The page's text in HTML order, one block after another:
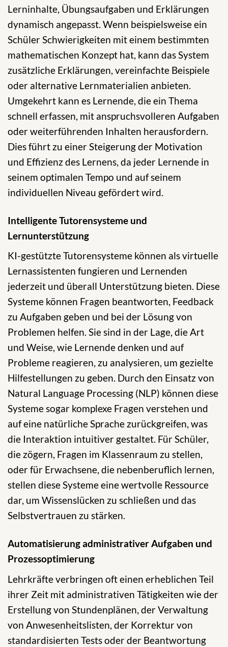
Lerninhalte, Übungsaufgaben und Erklärungen
dynamisch angepasst. Wenn beispielsweise ein
Schüler Schwierigkeiten mit einem bestimmten
mathematischen Konzept hat, kann das System
zusätzliche Erklärungen, vereinfachte Beispiele
oder alternative Lernmaterialien anbieten.
Umgekehrt kann es Lernende, die ein Thema
schnell erfassen, mit anspruchsvolleren Aufgaben
oder weiterführenden Inhalten herausfordern.
Dies führt zu einer Steigerung der Motivation
und Effizienz des Lernens, da jeder Lernende in
seinem optimalen Tempo und auf seinem
individuellen Niveau gefördert wird.
Intelligente Tutorensysteme und
Lernunterstützung
KI-gestützte Tutorensysteme können als virtuelle
Lernassistenten fungieren und Lernenden
jederzeit und überall Unterstützung bieten. Diese
Systeme können Fragen beantworten, Feedback
zu Aufgaben geben und bei der Lösung von
Problemen helfen. Sie sind in der Lage, die Art
und Weise, wie Lernende denken und auf
Probleme reagieren, zu analysieren, um gezielte
Hilfestellungen zu geben. Durch den Einsatz von
Natural Language Processing (NLP) können diese
Systeme sogar komplexe Fragen verstehen und
auf eine natürliche Sprache zurückgreifen, was
die Interaktion intuitiver gestaltet. Für Schüler,
die zögern, Fragen im Klassenraum zu stellen,
oder für Erwachsene, die nebenberuflich lernen,
stellen diese Systeme eine wertvolle Ressource
dar, um Wissenslücken zu schließen und das
Selbstvertrauen zu stärken.
Automatisierung administrativer Aufgaben und
Prozessoptimierung
Lehrkräfte verbringen oft einen erheblichen Teil
ihrer Zeit mit administrativen Tätigkeiten wie der
Erstellung von Stundenplänen, der Verwaltung
von Anwesenheitslisten, der Korrektur von
standardisierten Tests oder der Beantwortung